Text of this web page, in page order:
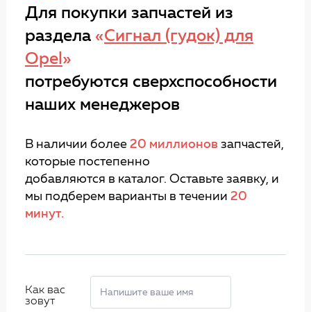
Для покупки запчастей из
раздела «Сигнал (гудок) для
Opel »
потребуются сверхспособности
наших менеджеров
В наличии более 20 миллионов запчастей,
которые постепенно
добавляются в каталог. Оставьте заявку, и
мы подберем варианты в течении 20
минут.
Как вас
зовут